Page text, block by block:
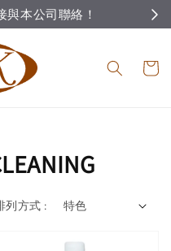
與本公司聯絡！
列方式 :